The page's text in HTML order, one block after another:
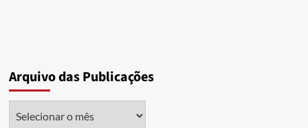
Arquivo das Publicações